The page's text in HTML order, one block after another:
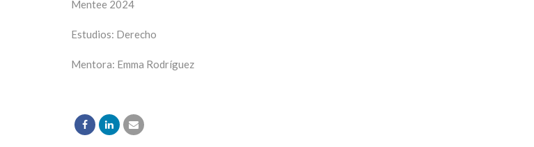
Mentee 2024
Estudios: Derecho
Mentora: Emma Rodríguez